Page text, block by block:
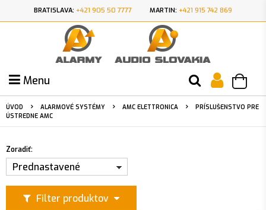
BRATISLAVA: +421 905 50 7777 MARTIN: +421 915 742 869
Menu
ÚVOD ALARMOVÉ SYSTÉMY AMC ELETTRONICA
PRÍSLUŠENSTVO PRE
ÚSTREDNE AMC
Filter produktov
Zoradiť:
Prednastavené